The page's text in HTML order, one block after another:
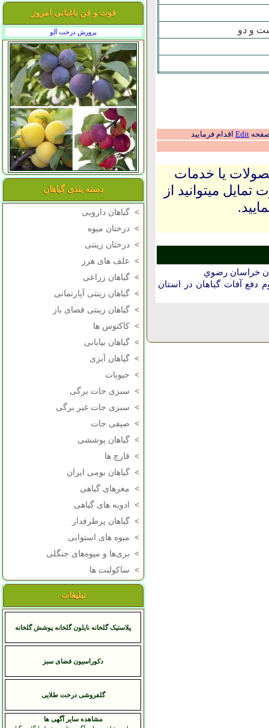
فوت و فن باغبانی امروز
پرورش درخت آلو
دسته بندی گیاهان
> گیاهان دارویی
> درختان میوه
> درختان زینتی
> علف های هرز
> گیاهان زراعی
> گیاهان زینتی آپارتمانی
> گیاهان زینتی فضای باز
> کاکتوس ها
> گیاهان بیابانی
> گیاهان آبزی
> حبوبات
> سبزی جات برگی
> سبزی جات غیر برگی
> صیفی جات
> گیاهان پوششی
> قارچ ها
> گیاهان بومی ایران
> مغزهای گیاهی
>
ادویه های گیاهی
> گیاهان پرطرفدار
> میوه های استوایی
> بری‌ها و میوه‌های جنگلی
> ساکولنت ها
تبلیغات
پلاستیک گلخانه نایلون گلخانه پوشش گلخانه
دکوراسیون فضای سبز
گلفروشی درخت طلایی
مشاهده سایر آگهی ها
و دو
صفحهEdit اقدام فرمایید
یا خدمات
میتوانید از
خراسان رضوي
آفات گیاهان در استان